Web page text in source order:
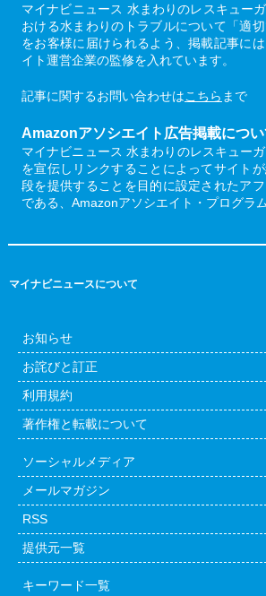
マイナビニュース 水まわりのレスキュー
おける水まわりのトラブルについて「適切
をお客様に届けられるよう、掲載記事に
イト運営企業の監修を入れています。
記事に関するお問い合わせはこちら まで
Amazonアソシエイト広告掲載につい
マイナビニュース 水まわりのレスキュー
を宣伝しリンクすることによってサイト
段を提供することを目的に設定されたア
である、Amazonアソシエイト・プログラ
マイナビニュースについて
お知らせ
お詫びと訂正
利用規約
著作権と転載について
ソーシャルメディア
メールマガジン
RSS
提供元一覧
キーワード一覧